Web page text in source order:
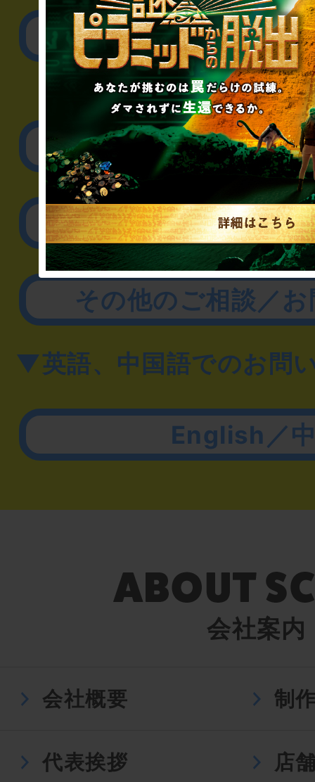
公演内容、チケット
▼企業／法人の方
リアル脱出ゲーム制作
取材に関するお
その他のご相談／
▼英語、中国語でのお問
English／
会社案内
会社概要 制
代表挨拶 店